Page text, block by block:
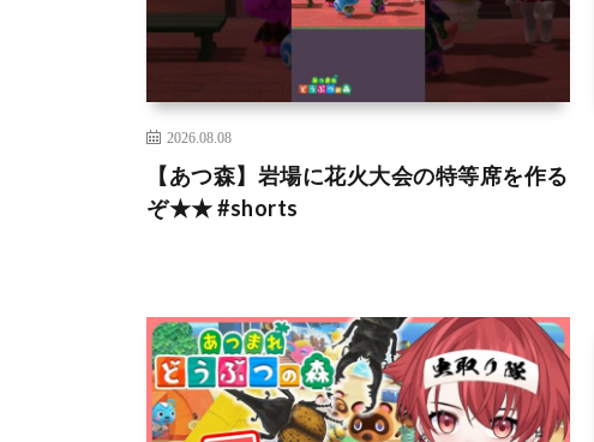
2026.08.08
【あつ森】岩場に花火大会の特等席を作る
ぞ★★ #shorts